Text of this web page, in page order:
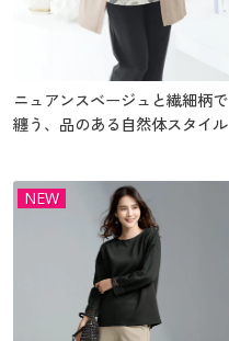
ニュアンスベージュと繊細柄で
纏う、品のある自然体スタイル
NEW